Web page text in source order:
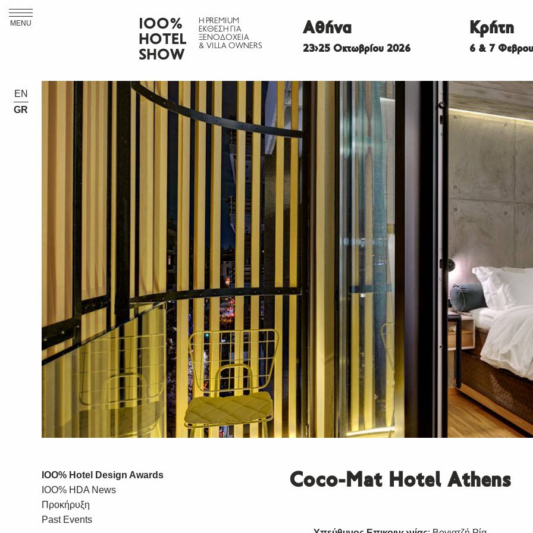
MENU
ΙΟΟ%
HOTEL
SHOW
Η PREMIUM
ΕΚΘΕΣΗ ΓΙΑ
ΞΕΝΟΔΟΧΕΙΑ
& VILLA OWNERS
Αθήνα
23>25 Οκτωβρίου 2026
Κρήτη
6 & 7
EN
GR
IOO% Hotel Design Awards
IOO% HDA News
Προκήρυξη
Past Events
Coco-Mat Hotel Athens